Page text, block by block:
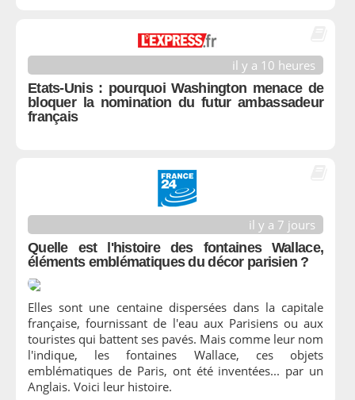
il y a 10 heures
Etats-Unis : pourquoi Washington menace de
bloquer la nomination du futur ambassadeur
français
il y a 7 jours
Quelle est l'histoire des fontaines Wallace,
éléments emblématiques du décor parisien ?
Elles sont une centaine dispersées dans la capitale
française, fournissant de l'eau aux Parisiens ou aux
touristes qui battent ses pavés. Mais comme leur nom
l'indique, les fontaines Wallace, ces objets
emblématiques de Paris, ont été inventées... par un
Anglais. Voici leur histoire.